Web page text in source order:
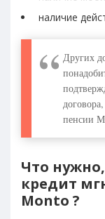
наличие
Других
пенсии
Что
кредит
Monto ?